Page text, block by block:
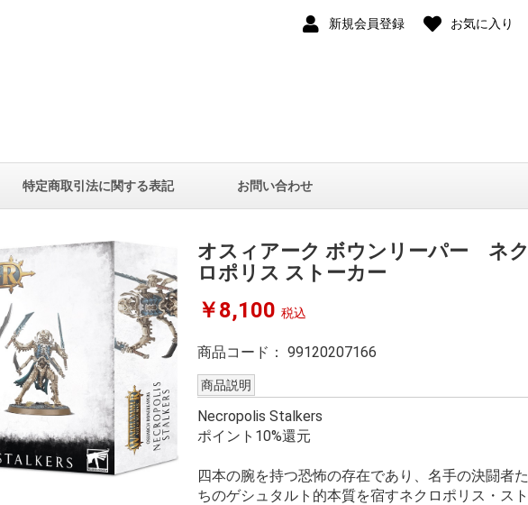
新規会員登録 お気に入り
特定商取引法に関する表記 お問い合わせ
オスィアーク ボウンリーパー ネク
ロポリス ストーカー
￥8,100 税込
商品コード：99120207166
商品説明
Necropolis Stalkers
ポイント10%還元
四本の腕を持つ恐怖の存在であり、名手の決闘者た
ちのゲシュタルト的本質を宿すネクロポリス・スト